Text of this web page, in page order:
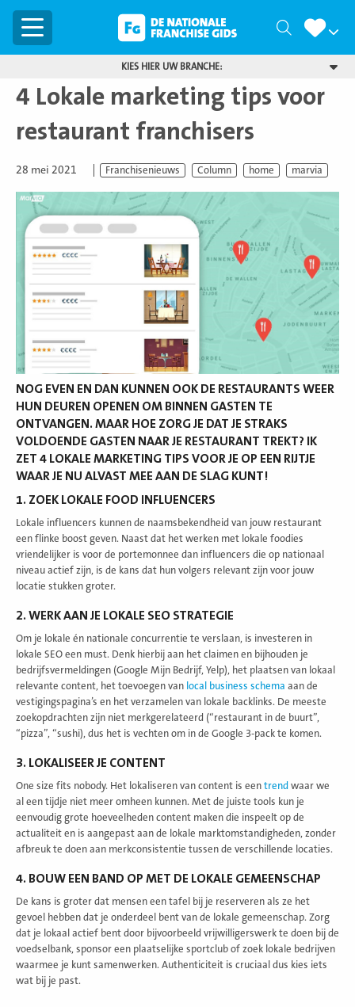
Menu Zoeken
KIES HIER UW BRANCHE:
4 Lokale marketing tips voor
restaurant franchisers
28 mei 2021 Franchisenieuws Column home marvia
NOG EVEN EN DAN KUNNEN OOK DE RESTAURANTS WEER
HUN DEUREN OPENEN OM BINNEN GASTEN TE
ONTVANGEN. MAAR HOE ZORG JE DAT JE STRAKS
VOLDOENDE GASTEN NAAR JE RESTAURANT TREKT? IK
ZET 4 LOKALE MARKETING TIPS VOOR JE OP EEN RIJTJE
WAAR JE NU ALVAST MEE AAN DE SLAG KUNT!
1. ZOEK LOKALE FOOD INFLUENCERS
Lokale influencers kunnen de naamsbekendheid van jouw restaurant
een flinke boost geven. Naast dat het werken met lokale foodies
vriendelijker is voor de portemonnee dan influencers die op nationaal
niveau actief zijn, is de kans dat hun volgers relevant zijn voor jouw
locatie stukken groter.
2. WERK AAN JE LOKALE SEO STRATEGIE
Om je lokale én nationale concurrentie te verslaan, is investeren in
lokale SEO een must. Denk hierbij aan het claimen en bijhouden je
bedrijfsvermeldingen (Google Mijn Bedrijf, Yelp), het plaatsen van lokaal
relevante content, het toevoegen van local business schema aan de
vestigingspagina’s en het verzamelen van lokale backlinks. De meeste
zoekopdrachten zijn niet merkgerelateerd (“restaurant in de buurt”,
“pizza”, “sushi), dus het is vechten om in de Google 3-pack te komen.
3. LOKALISEER JE CONTENT
One size fits nobody. Het lokaliseren van content is een trend waar we
al een tijdje niet meer omheen kunnen. Met de juiste tools kun je
eenvoudig grote hoeveelheden content maken die inspeelt op de
actualiteit en is aangepast aan de lokale marktomstandigheden, zonder
afbreuk te doen aan merkconsistentie tussen de verschillende locaties.
4. BOUW EEN BAND OP MET DE LOKALE GEMEENSCHAP
De kans is groter dat mensen een tafel bij je reserveren als ze het
gevoel hebben dat je onderdeel bent van de lokale gemeenschap. Zorg
dat je lokaal actief bent door bijvoorbeeld vrijwilligerswerk te doen bij de
voedselbank, sponsor een plaatselijke sportclub of zoek lokale bedrijven
waarmee je kunt samenwerken. Authenticiteit is cruciaal dus kies iets
wat bij je past.